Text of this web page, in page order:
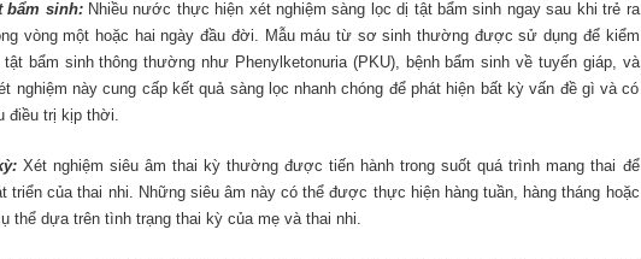
bẩm sinh:Nhiều nước thực hiện xét nghiệm sàng lọc dị tật bẩm sinh ngay sau khi trẻ ra
vòng một hoặc hai ngày đầu đời. Mẫu máu từ sơ sinh thường được sử dụng để kiểm
bẩm sinh thông thường như Phenylketonuria (PKU), bệnh bẩm sinh về tuyến giáp, và
nghiệm này cung cấp kết quả sàng lọc nhanh chóng để phát hiện bất kỳ vấn đề gì và có
điều trị kịp thời.
Xét nghiệm siêu âm thai kỳ thường được tiến hành trong suốt quá trình mang thai để
triển của thai nhi. Những siêu âm này có thể được thực hiện hàng tuần, hàng tháng hoặc
thể dựa trên tình trạng thai kỳ của mẹ và thai nhi.